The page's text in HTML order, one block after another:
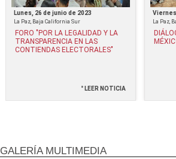
Lunes, 26 de junio de 2023
La Paz, Baja California Sur
FORO "POR LA LEGALIDAD Y LA
TRANSPARENCIA EN LAS
CONTIENDAS ELECTORALES"
° LEER NOTICIA
La Paz,
GALERÍA MULTIMEDIA